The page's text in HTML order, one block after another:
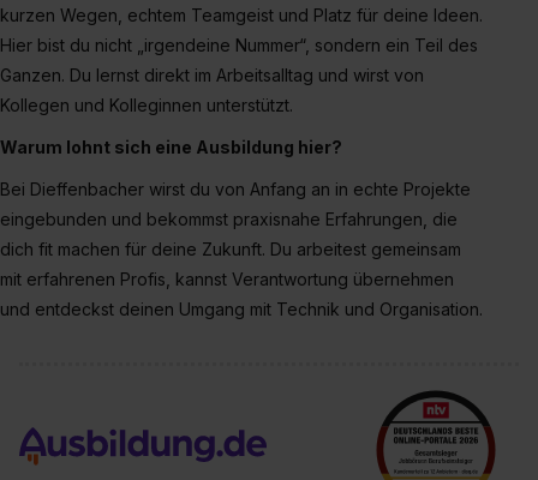
bestimmte Verwendungszwecke zulassen, triff deine
Auswahl über die Checkboxen und klick auf „Auswahl
der Kategorien „Präferenzen“, „Statistiken“ und „Social
Media und Marketing“ umfasst hierbei die Einwilligung
zur Übermittlung deiner Daten in die USA (Art. 49 Abs. 1
S. 1 lit. a) DS-GVO). Die USA verfügen über kein
II). Du kannst die von dir erteilte Einwilligung jederzeit mit
Wirkung für die Zukunft ganz oder teilweise über unsere
Datenschutzerklärung unter dem Punkt „Datenschutz-
Einstellungen“ widerrufen. Weitere Informationen zu den
kurzen Wegen, echtem Teamgeist und Platz für deine Ideen.
Hier bist du nicht „irgendeine Nummer“, sondern ein Teil des
Ganzen. Du lernst direkt im Arbeitsalltag und wirst von
Kollegen und Kolleginnen unterstützt.
Warum lohnt sich eine Ausbildung hier?
Bei Dieffenbacher wirst du von Anfang an in echte Projekte
eingebunden und bekommst praxisnahe Erfahrungen, die
dich fit machen für deine Zukunft. Du arbeitest gemeinsam
mit erfahrenen Profis, kannst Verantwortung übernehmen
und entdeckst deinen Umgang mit Technik und Organisation.